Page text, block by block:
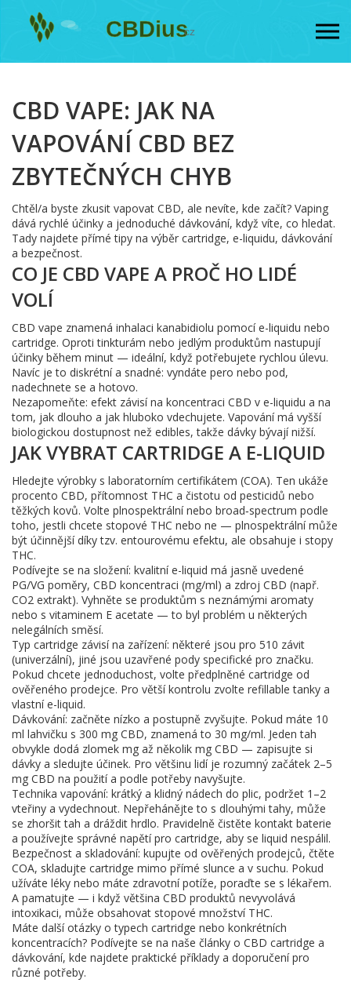
CBD VAPE: JAK NA
VAPOVÁNÍ CBD BEZ
ZBYTEČNÝCH CHYB
Chtěl/a byste zkusit vapovat CBD, ale nevíte, kde začít? Vaping
dává rychlé účinky a jednoduché dávkování, když víte, co hledat.
Tady najdete přímé tipy na výběr cartridge, e-liquidu, dávkování
a bezpečnost.
CO JE CBD VAPE A PROČ HO LIDÉ
VOLÍ
CBD vape znamená inhalaci kanabidiolu pomocí e-liquidu nebo
cartridge. Oproti tinkturám nebo jedlým produktům nastupují
účinky během minut — ideální, když potřebujete rychlou úlevu.
Navíc je to diskrétní a snadné: vyndáte pero nebo pod,
nadechnete se a hotovo.
Nezapomeňte: efekt závisí na koncentraci CBD v e-liquidu a na
tom, jak dlouho a jak hluboko vdechujete. Vapování má vyšší
biologickou dostupnost než edibles, takže dávky bývají nižší.
JAK VYBRAT CARTRIDGE A E-LIQUID
Hledejte výrobky s laboratorním certifikátem (COA). Ten ukáže
procento CBD, přítomnost THC a čistotu od pesticidů nebo
těžkých kovů. Volte plnospektrální nebo broad‑spectrum podle
toho, jestli chcete stopové THC nebo ne — plnospektrální může
být účinnější díky tzv. entourovému efektu, ale obsahuje i stopy
THC.
Podívejte se na složení: kvalitní e-liquid má jasně uvedené
PG/VG poměry, CBD koncentraci (mg/ml) a zdroj CBD (např.
CO2 extrakt). Vyhněte se produktům s neznámými aromaty
nebo s vitaminem E acetate — to byl problém u některých
nelegálních směsí.
Typ cartridge závisí na zařízení: některé jsou pro 510 závit
(univerzální), jiné jsou uzavřené pody specifické pro značku.
Pokud chcete jednoduchost, volte předplněné cartridge od
ověřeného prodejce. Pro větší kontrolu zvolte refillable tanky a
vlastní e-liquid.
Dávkování: začněte nízko a postupně zvyšujte. Pokud máte 10
ml lahvičku s 300 mg CBD, znamená to 30 mg/ml. Jeden tah
obvykle dodá zlomek mg až několik mg CBD — zapisujte si
dávky a sledujte účinek. Pro většinu lidí je rozumný začátek 2–5
mg CBD na použití a podle potřeby navyšujte.
Technika vapování: krátký a klidný nádech do plic, podržet 1–2
vteřiny a vydechnout. Nepřehánějte to s dlouhými tahy, může
se zhoršit tah a dráždit hrdlo. Pravidelně čistěte kontakt baterie
a používejte správné napětí pro cartridge, aby se liquid nespálil.
Bezpečnost a skladování: kupujte od ověřených prodejců, čtěte
COA, skladujte cartridge mimo přímé slunce a v suchu. Pokud
užíváte léky nebo máte zdravotní potíže, poraďte se s lékařem.
A pamatujte — i když většina CBD produktů nevyvolává
intoxikaci, může obsahovat stopové množství THC.
Máte další otázky o typech cartridge nebo konkrétních
koncentracích? Podívejte se na naše články o CBD cartridge a
dávkování, kde najdete praktické příklady a doporučení pro
různé potřeby.